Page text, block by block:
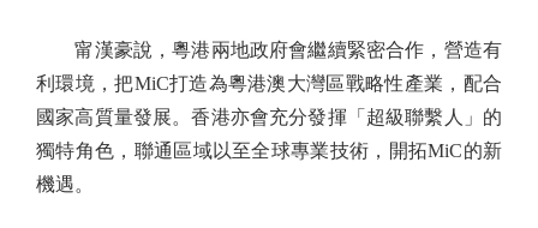
甯漢豪說，粵港兩地政府會繼續緊密合作，營造有
利環境，把MiC打造為粵港澳大灣區戰略性產業，配合
國家高質量發展。香港亦會充分發揮「超級聯繫人」的
獨特角色，聯通區域以至全球專業技術，開拓MiC的新
機遇。